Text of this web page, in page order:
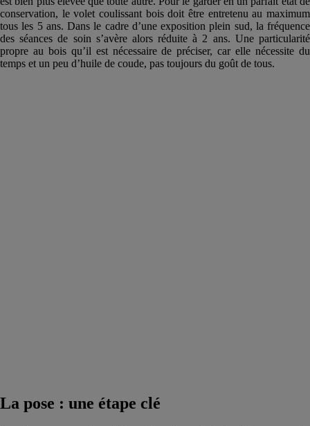
conservation, le volet coulissant bois doit être entretenu au maximum
tous les 5 ans. Dans le cadre d’une exposition plein sud, la fréquence
des séances de soin s’avère alors réduite à 2 ans. Une particularité
propre au bois qu’il est nécessaire de préciser, car elle nécessite du
temps et un peu d’huile de coude, pas toujours du goût de tous.
La pose : une étape clé